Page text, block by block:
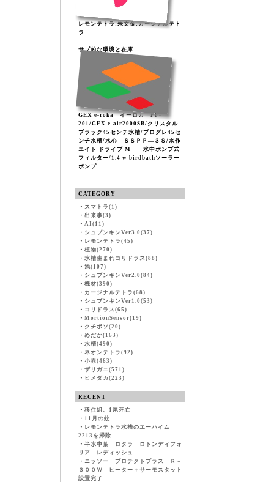
レモンテトラ:朱文金:カージナルテト
ラ
サブ的な環境と在庫
GEX e-roka イーロカ PF-
201/GEX e-air2000SB/クリスタル
ブラック45センチ水槽/プログレ45セ
ンチ水槽/水心 ＳＳＰＰ―３Ｓ/水作
エイト ドライブ M 水中ポンプ式
フィルター/1.4 w birdbathソーラー
ポンプ
CATEGORY
・ スマトラ(1)
・ 出来事(3)
・ AI(11)
・ シュブンキンVer3.0(37)
・ レモンテトラ(45)
・ 植物(270)
・ 水槽生まれコリドラス(88)
・ 池(107)
・ シュブンキンVer2.0(84)
・ 機材(390)
・ カージナルテトラ(68)
・ シュブンキンVer1.0(53)
・ コリドラス(65)
・ MortionSensor(19)
・ クチボソ(20)
・ めだか(163)
・ 水槽(490)
・ ネオンテトラ(92)
・ 小赤(463)
・ ザリガニ(571)
・ ヒメダカ(223)
RECENT
・ 移住組、1尾死亡
・ 11月の蚊
・ レモンテトラ水槽のエーハイム
2213を掃除
・ 半水中葉 ロタラ ロトンディフォ
リア レディッシュ
・ ニッソー プロテクトプラス Ｒ－
３００Ｗ ヒーター＋サーモスタット
設置完了